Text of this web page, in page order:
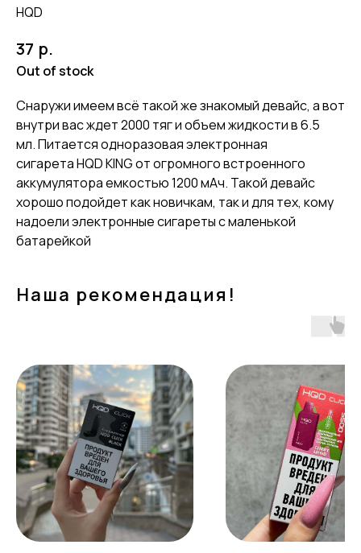
HQD
37 р.
Out of stock
Снаружи имеем всё такой же знакомый девайс, а вот
внутри вас ждет 2000 тяг и объем жидкости в 6.5
мл. Питается одноразовая электронная
сигарета HQD KING от огромного встроенного
аккумулятора емкостью 1200 мАч. Такой девайс
хорошо подойдет как новичкам, так и для тех, кому
надоели электронные сигареты с маленькой
батарейкой
Наша рекомендация!